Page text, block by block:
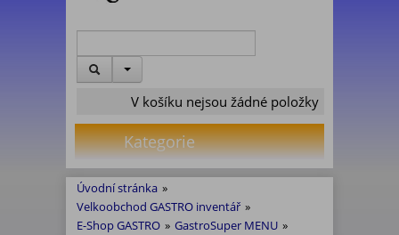
V košíku nejsou žádné položky
Kategorie
Úvodní stránka »
Velkoobchod GASTRO inventář »
E-Shop GASTRO » GastroSuper MENU »